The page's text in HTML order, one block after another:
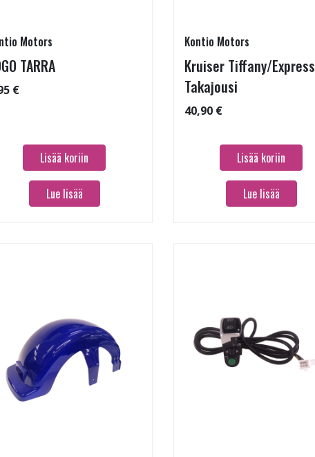
Motors
TARRA
€
Lisää koriin
Lue lisää
Kontio Motors
Kruiser Tiffany/Express
Takajousi
40,90 €
Lisää koriin
Lue lisää